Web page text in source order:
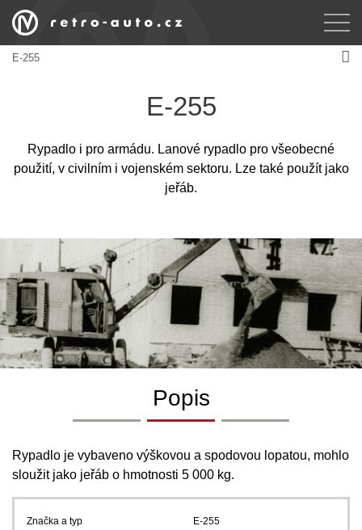
E-255
E-255
Rypadlo i pro armádu. Lanové rypadlo pro všeobecné
použití, v civilním i vojenském sektoru. Lze také použít jako
jeřáb.
Popis
Značka a typ
E-255
Rypadlo je vybaveno výškovou a spodovou lopatou, mohlo
sloužit jako jeřáb o hmotnosti 5 000 kg.